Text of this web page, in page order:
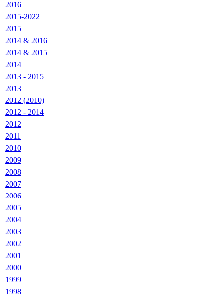
2016
2015-2022
2015
2014 & 2016
2014 & 2015
2014
2013 - 2015
2013
2012 (2010)
2012 - 2014
2012
2011
2010
2009
2008
2007
2006
2005
2004
2003
2002
2001
2000
1999
1998